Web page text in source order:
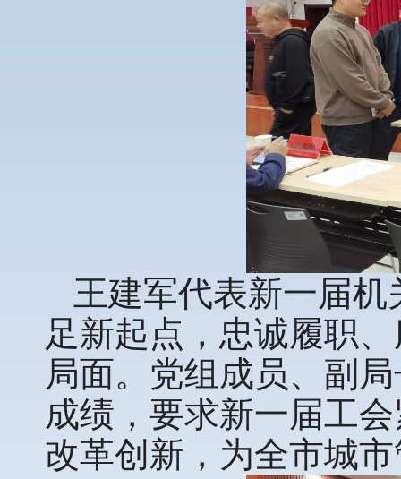
王建军代表新一届
足新起点，忠诚履职
局面。党组成员、副
成绩，要求新一届工
改革创新，为全市城